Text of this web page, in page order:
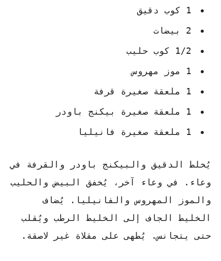
1 كوب دقيق
2 بيضات
1/2 كوب حليب
1 موز مهروس
1 ملعقة صغيرة قرفة
1 ملعقة صغيرة بيكنج باودر
1 ملعقة صغيرة فانيليا
يُخلط الدقيق والبيكنج باودر والقرفة في
وعاء. في وعاء آخر، يُخفق البيض والحليب
والموز المهروس والفانيليا. يُضاف
الخليط الجاف إلى الخليط الرطب ويُقلب
حتى يتجانس. يُطهى على مقلاة غير لاصقة.